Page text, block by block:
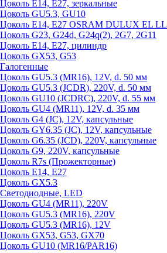
Цоколь Е14, Е27, зеркальные
Цоколь GU5.3, GU10
Цоколь Е14, Е27 OSRAM DULUX EL LL
Цоколь G23, G24d, G24q(2), 2G7, 2G11
Цоколь Е14, Е27, цилиндр
Цоколь GX53, G53
Галогенные
Цоколь GU5.3 (MR16), 12V, d. 50 мм
Цоколь GU5.3 (JCDR), 220V, d. 50 мм
Цоколь GU10 (JCDRC), 220V, d. 55 мм
Цоколь GU4 (MR11), 12V, d. 35 мм
Цоколь G4 (JC), 12V, капсульные
Цоколь GY6.35 (JC), 12V, капсульные
Цоколь G6.35 (JCD), 220V, капсульные
Цоколь G9, 220V, капсульные
Цоколь R7s (Прожекторные)
Цоколь E14, E27
Цоколь GX5.3
Светодиодные, LED
Цоколь GU4 (MR11), 220V
Цоколь GU5.3 (MR16), 220V
Цоколь GU5.3 (MR16), 12V
Цоколь GX53, G53, GX70
Цоколь GU10 (MR16/PAR16)